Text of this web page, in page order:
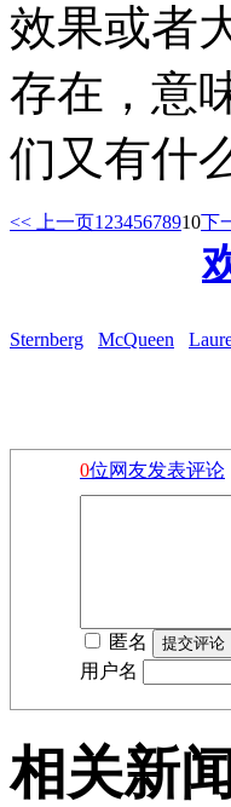
效果或者
存在，意
们又有什
<< 上一页1 2345678910下
Sternberg McQueen
0位网友发表评论
匿名
用户名
相关新闻